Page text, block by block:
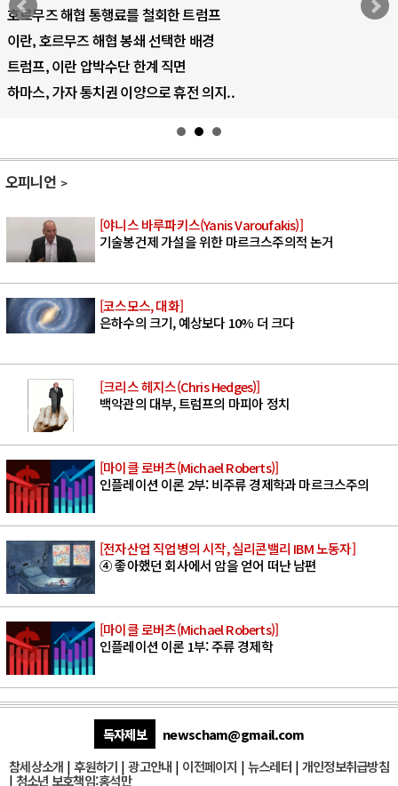
행료를 철회한 트럼프
협 봉쇄 선택한 배경
수단 한계 직면
권 이양으로 휴전 의지..
AI 국부펀드
오피니언
[야니스 바루파키스(Yanis Varoufakis)]
기술봉건제 가설을 위한 마르크스주의적 논거
[코스모스, 대화]
은하수의 크기, 예상보다 10% 더 크다
[크리스 헤지스(Chris Hedges)]
백악관의 대부, 트럼프의 마피아 정치
[마이클 로버츠(Michael Roberts)]
인플레이션 이론 2부: 비주류 경제학과 마르크스주의
[전자산업 직업병의 시작, 실리콘밸리 IBM 노동자]
④ 좋아했던 회사에서 암을 얻어 떠난 남편
[마이클 로버츠(Michael Roberts)]
인플레이션 이론 1부: 주류 경제학
독자제보
newscham@gmail.com
참세상소개 | 후원하기 |광고안내 | 이전페이지 | 뉴스레터| 개인정보취급방침
| 청소년 보호책임:홍석만